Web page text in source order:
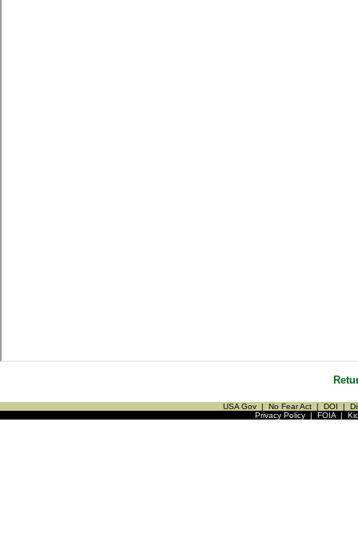
USA Gov | No Fear Act | DOI |
Privacy Policy| FOIA|